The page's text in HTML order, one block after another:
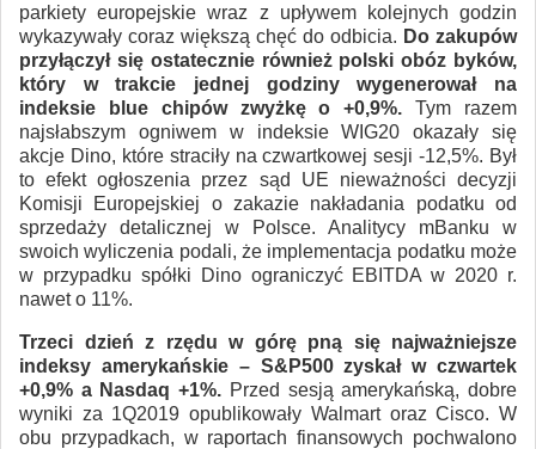
parkiety europejskie wraz z upływem kolejnych godzin
wykazywały coraz większą chęć do odbicia. Do zakupów
przyłączył się ostatecznie również polski obóz byków,
który w trakcie jednej godziny wygenerował na
indeksie blue chipów zwyżkę o +0,9%. Tym razem
najsłabszym ogniwem w indeksie WIG20 okazały się
akcje Dino, które straciły na czwartkowej sesji -12,5%. Był
to efekt ogłoszenia przez sąd UE nieważności decyzji
Komisji Europejskiej o zakazie nakładania podatku od
sprzedaży detalicznej w Polsce. Analitycy mBanku w
swoich wyliczenia podali, że implementacja podatku może
w przypadku spółki Dino ograniczyć EBITDA w 2020 r.
nawet o 11%.
Trzeci dzień z rzędu w górę pną się najważniejsze
indeksy amerykańskie – S&P500 zyskał w czwartek
+0,9% a Nasdaq +1%. Przed sesją amerykańską, dobre
wyniki za 1Q2019 opublikowały Walmart oraz Cisco. W
obu przypadkach, w raportach finansowych pochwalono